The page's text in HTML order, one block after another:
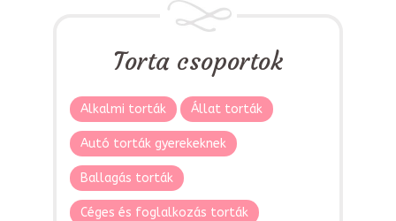
Torta csoportok
Alkalmi torták Állat torták
Autó torták gyerekeknek
Ballagás torták
Céges és foglalkozás torták